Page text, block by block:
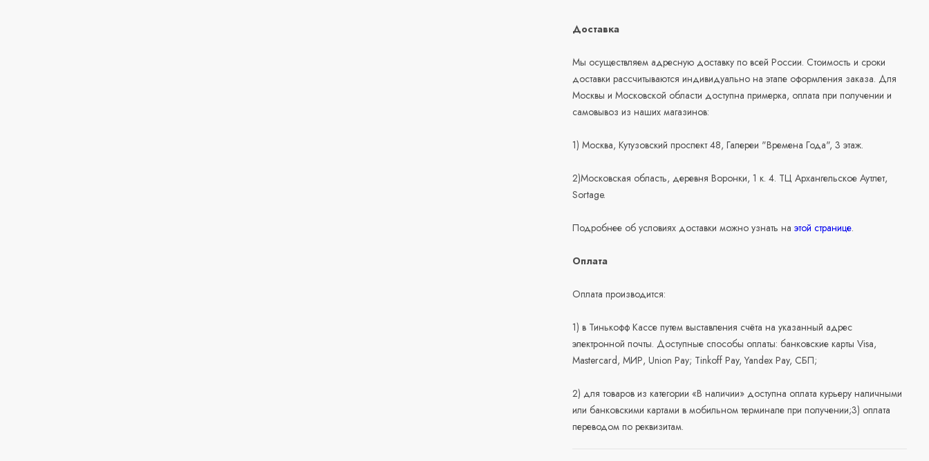
Доставка
Мы осуществляем адресную доставку по всей России. Стоимость и сроки
доставки рассчитываются индивидуально на этапе оформления заказа. Для
Москвы и Московской области доступна примерка, оплата при получении и
самовывоз из наших магазинов:
1) Москва, Кутузовский проспект 48, Галереи "Времена Года", 3 этаж.
2)Московская область, деревня Воронки, 1 к. 4. ТЦ Архангельское Аутлет,
Sortage.
Подробнее об условиях доставки можно узнать наэтой странице.
Оплата
Оплата производится:
1) в Тинькофф Кассе путем выставления счёта на указанный адрес
электронной почты. Доступные способы оплаты: банковские карты Visa,
Mastercard, МИР, Union Pay; Tinkoff Pay, Yandex Pay, СБП;
2) для товаров из категории «В наличии» доступна оплата курьеру наличными
или банковскими картами в мобильном терминале при получении;3) оплата
переводом по реквизитам.